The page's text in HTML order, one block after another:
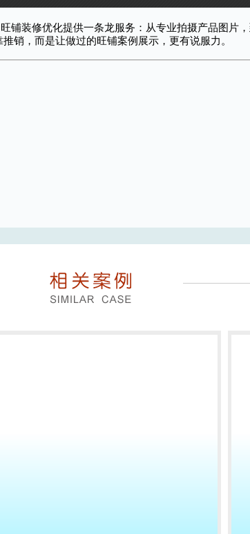
铺装修优化提供一条龙服务：从专业拍摄产品图片
销，而是让做过的旺铺案例展示，更有说服力。